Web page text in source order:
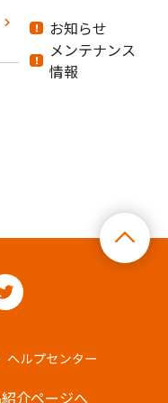
お知らせ
メンテナンス
情報
介ページへ